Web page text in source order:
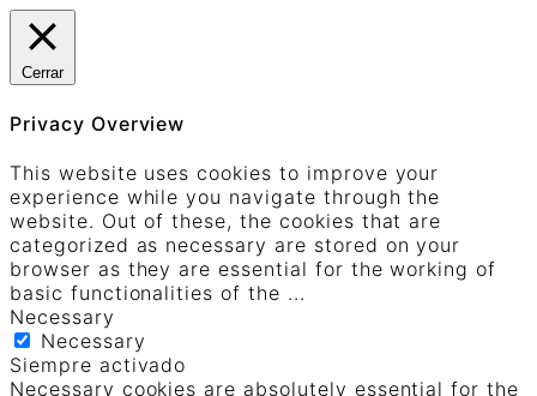
Cerrar
Privacy Overview
This website uses cookies to improve your
experience while you navigate through the
website. Out of these, the cookies that are
categorized as necessary are stored on your
browser as they are essential for the working of
basic functionalities of the ...
Necessary
Necessary
Siempre activado
Necessary cookies are absolutely essential for the